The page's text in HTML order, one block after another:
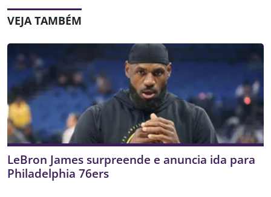
VEJA TAMBÉM
LeBron James surpreende e anuncia ida para
Philadelphia 76ers